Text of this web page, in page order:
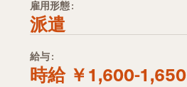
雇用形態:
派遣
給与:
時給 ￥1,600-1,650